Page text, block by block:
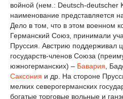
войной (нем.: Deutsch-deutscher
наименование представляется
Дело в том, что в этом военном
Германский Союз, принимали
Пруссия. Австрию поддерживал
государств-членов Союза
южногерманских) – Бавария ,
Саксония и др. На стороне
мелких северогерманских
богатые торговые вольные и